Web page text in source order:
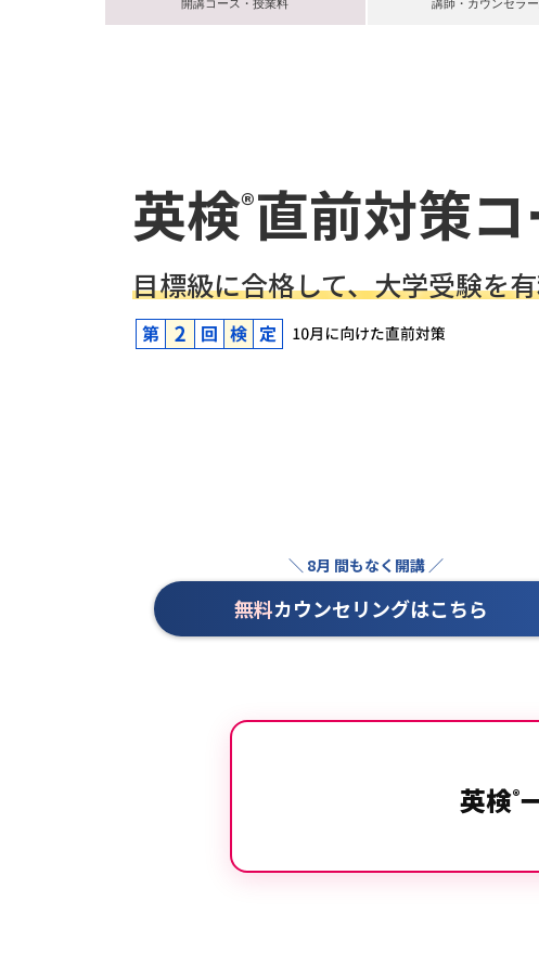
開講コース・授業料 講師・カウンセラ
英検®直前対策
目標級に合格して、大学受験を
無料カウンセリングはこちら
英検®